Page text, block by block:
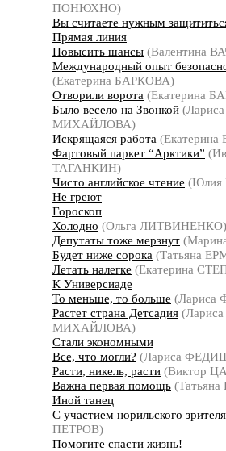
ПОНЮХНО)
Вы считаете нужным
Прямая линия
Повысить шансы (Валентина
Международный опыт
(Екатерина БАРКОВА)
Отворили ворота (Екатерина
Было весело на Звонкой (Лариса
МИХАЙЛОВА)
Искрящаяся работа
Фартовый паркет “Арктики”
ТАГАНКИН)
Чисто английское чтение (Юлия
Не греют
Гороскоп
Холодно (Ольга ЛИТВИНЕНКО)
Депутаты тоже мерзнут
Будет ниже сорока (Татьяна
Летать налегке (Екатерина
К Универсиаде
То меньше, то больше
Растет страна Детсадия (Лариса
МИХАЙЛОВА)
Стали экономными
Все, что могли? (Лариса
Расти, никель, расти (Виктор
Важна первая помощь
Иной танец
С участием норильского зрителя
ПЕТРОВ)
Помогите спасти жизнь!